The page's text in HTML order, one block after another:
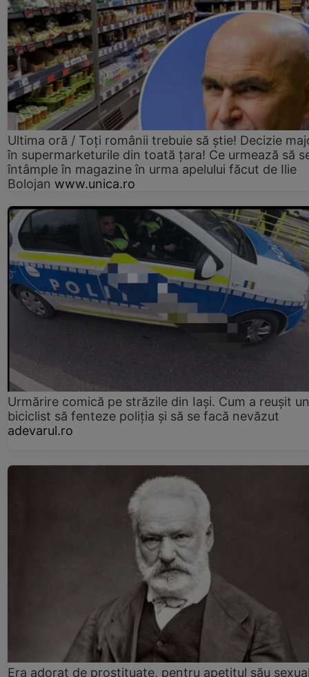
Ultima oră / Toți românii trebuie să știe! Decizie
în supermarketurile din toată țara! Ce urmează să
întâmple în magazine în urma apelului făcut de Ilie
Bolojan www.unica.ro
Urmărire comică pe străzile din Iași. Cum a reușit un
biciclist să fenteze poliția și să se facă nevăzut
adevarul.ro
Era adorat de prostituate, pentru apetitul său